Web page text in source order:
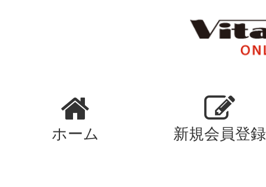
ホーム 新規会員登録